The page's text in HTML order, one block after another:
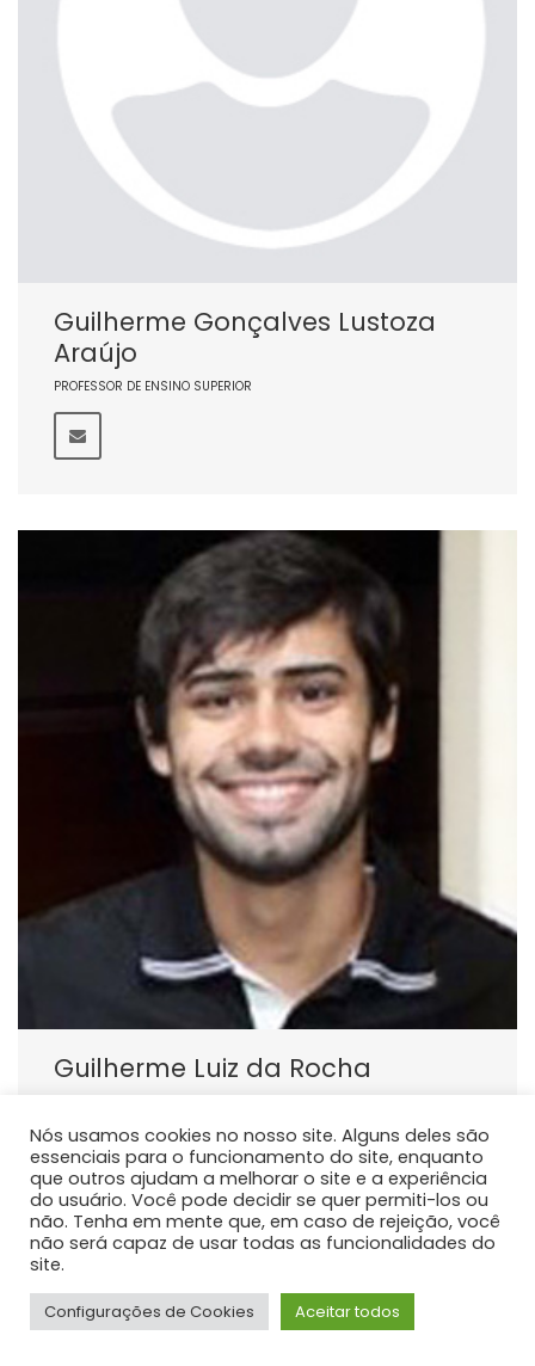
Guilherme Gonçalves Lustoza
Araújo
PROFESSOR DE ENSINO SUPERIOR
Guilherme Luiz da Rocha
Atualmente atua como docente do curso de
graduação em Medicina da Universidade Estadual do
Centro Oeste - Unicentro, responsável pelas
disciplinas de Anatomia Humana.
Nós usamos cookies no nosso site. Alguns deles são
essenciais para o funcionamento do site, enquanto
que outros ajudam a melhorar o site e a experiência
do usuário. Você pode decidir se quer permiti-los ou
não. Tenha em mente que, em caso de rejeição, você
não será capaz de usar todas as funcionalidades do
site.
Configurações de Cookies Aceitar todos